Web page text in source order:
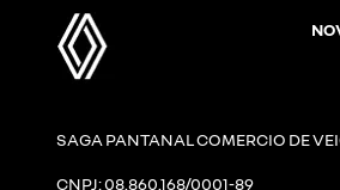
SAGA PANTANAL COMERCIO DE
CNPJ: 08.860.168/0001-89